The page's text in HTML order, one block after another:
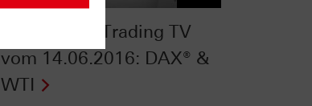
HSBC Daily Trading TV
vom 14.06.2016: DAX® &
WTI